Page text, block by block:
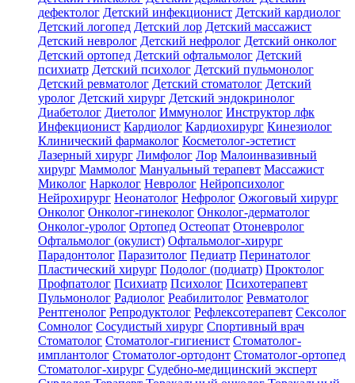
дефектолог Детский инфекционист Детский кардиолог
Детский логопед Детский лор Детский массажист
Детский невролог Детский нефролог Детский онколог
Детский ортопед Детский офтальмолог Детский
психиатр Детский психолог Детский пульмонолог
Детский ревматолог Детский стоматолог Детский
уролог Детский хирург Детский эндокринолог
Диабетолог Диетолог Иммунолог Инструктор лфк
Инфекционист Кардиолог Кардиохирург Кинезиолог
Клинический фармаколог Косметолог-эстетист
Лазерный хирург Лимфолог Лор Малоинвазивный
хирург Маммолог Мануальный терапевт Массажист
Миколог Нарколог Невролог Нейропсихолог
Нейрохирург Неонатолог Нефролог Ожоговый хирург
Онколог Онколог-гинеколог Онколог-дерматолог
Онколог-уролог Ортопед Остеопат Отоневролог
Офтальмолог (окулист) Офтальмолог-хирург
Парадонтолог Паразитолог Педиатр Перинатолог
Пластический хирург Подолог (подиатр) Проктолог
Профпатолог Психиатр Психолог Психотерапевт
Пульмонолог Радиолог Реабилитолог Ревматолог
Рентгенолог Репродуктолог Рефлексотерапевт Сексолог
Сомнолог Сосудистый хирург Спортивный врач
Стоматолог Стоматолог-гигиенист Стоматолог-
имплантолог Стоматолог-ортодонт Стоматолог-ортопед
Стоматолог-хирург Судебно-медицинский эксперт